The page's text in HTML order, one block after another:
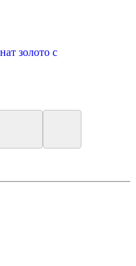
золото с